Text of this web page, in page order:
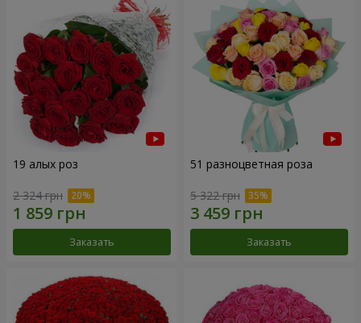
19 алых роз
2 324 грн
Заказать
51 разноцветная роза
5 322 грн
Заказать